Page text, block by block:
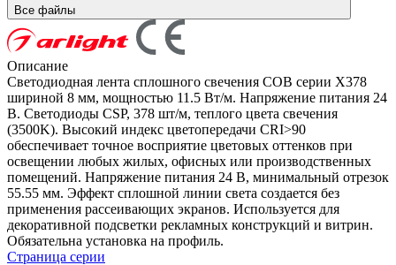
Все файлы
Описание
Светодиодная лента сплошного свечения COB серии X378
шириной 8 мм, мощностью 11.5 Вт/м. Напряжение питания 24
В. Светодиоды CSP, 378 шт/м, теплого цвета свечения
(3500K). Высокий индекс цветопередачи CRI>90
обеспечивает точное восприятие цветовых оттенков при
освещении любых жилых, офисных или производственных
помещений. Напряжение питания 24 В, минимальный отрезок
55.55 мм. Эффект сплошной линии света создается без
применения рассеивающих экранов. Используется для
декоративной подсветки рекламных конструкций и витрин.
Обязательна установка на профиль.
Страница серии